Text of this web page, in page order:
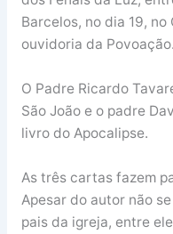
Barcelos, no dia 19,
ouvidoria da Povoação.
O Padre Ricardo
São João e o padre
livro do Apocalipse.
As três cartas fazem
Apesar do autor não
pais da igreja, entre